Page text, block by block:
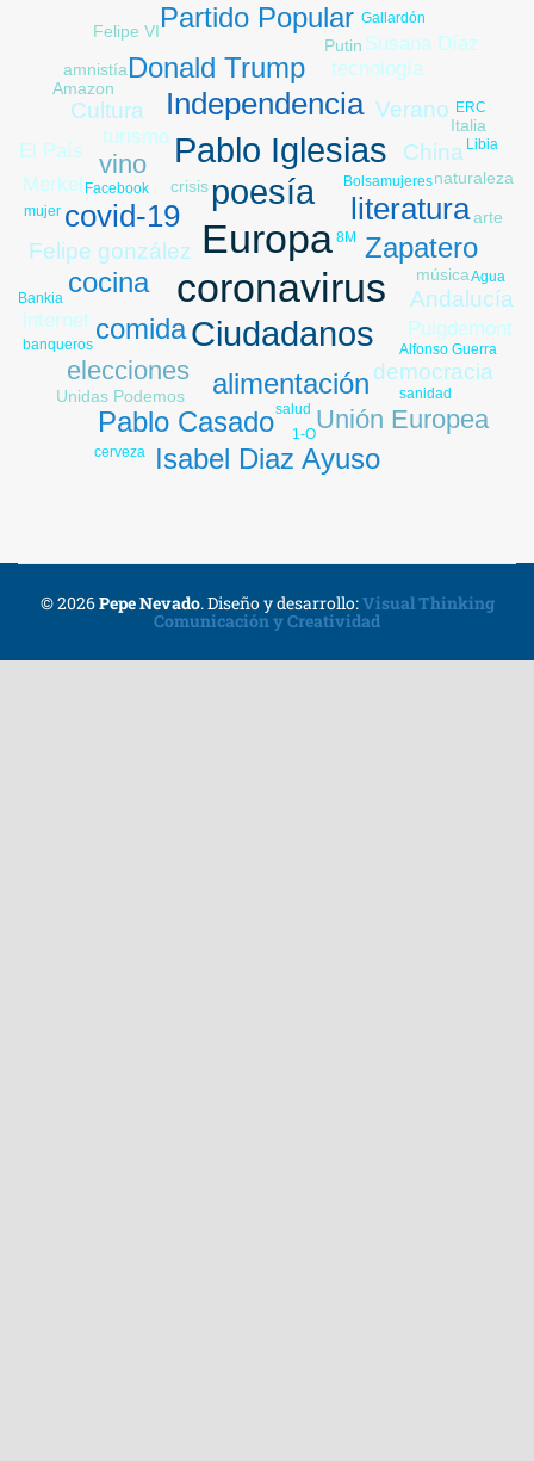
Europa
coronavirus
poesía
Ciudadanos
Pablo Iglesias
covid-19 literatura
Independencia
Zapatero
alimentación
cocina
Donald Trump
Pablo Casado
comida
Isabel Diaz Ayuso
Partido Popular
elecciones
vino
Unión Europea
Felipe gonzález
Andalucía
Cultura
democracia
China
Verano
Puigdemont
tecnología
internet
El País
Susana Díaz
turismo
Merkel
arte
Unidas Podemos
crisis naturaleza
amnistía
Felipe VI
Italia
música
Amazon
Putin
Alfonso Guerra
Bolsa
ERC
mujer
mujeres
salud
Facebook
Gallardón
sanidad
1-O
8M
Agua
Bankia
banqueros
cerveza
Libia
© 2026Pepe Nevado.Diseño y desarrollo:Visual Thinking
Comunicación y Creatividad